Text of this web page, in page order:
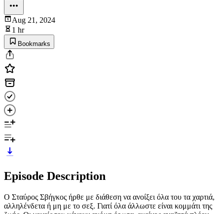
Aug 21, 2024
1 hr
Bookmarks
Episode Description
Ο Σταύρος Σβήγκος ήρθε με διάθεση να ανοίξει όλα του τα χαρτιά,
αλληλένδετα ή μη με το σεξ. Γιατί όλα άλλωστε είναι κομμάτι της